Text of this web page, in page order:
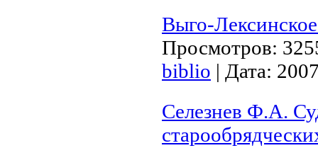
Выго-
Просмотров:
biblio | Дата:
Селезнев Ф.А.